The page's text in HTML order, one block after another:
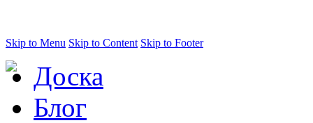
Skip to Menu Skip to Content Skip to Footer
Доска
Блог